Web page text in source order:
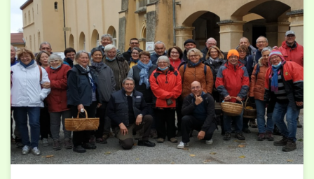
Nous étions un groupe de 34 personnes à participer au Week-end à
ALLEX. Il avait comme objectif d’effectuer des ramasses
mycologiques afin d’améliorer ses propres connaissances en
participant à de petits groupes de travail d’observation et de
détermination, et/ou d’effectuer des ramasses pour ses besoins
personnels.